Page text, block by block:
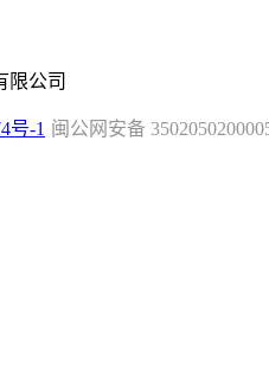
限公司
闽公网安备
号-1